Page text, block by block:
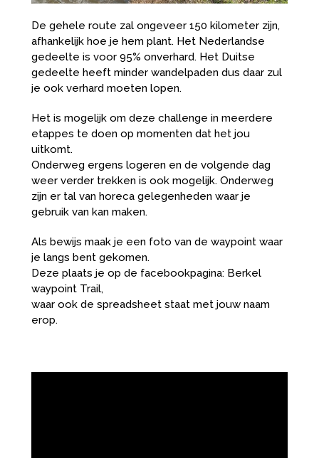
De gehele route zal ongeveer 150 kilometer zijn,
afhankelijk hoe je hem plant. Het Nederlandse
gedeelte is voor 95% onverhard. Het Duitse
gedeelte heeft minder wandelpaden dus daar zul
je ook verhard moeten lopen.
Het is mogelijk om deze challenge in meerdere
etappes te doen op momenten dat het jou
uitkomt.
Onderweg ergens logeren en de volgende dag
weer verder trekken is ook mogelijk. Onderweg
zijn er tal van horeca gelegenheden waar je
gebruik van kan maken.
Als bewijs maak je een foto van de waypoint waar
je langs bent gekomen.
Deze plaats je op de facebookpagina: Berkel
waypoint Trail,
waar ook de spreadsheet staat met jouw naam
erop.